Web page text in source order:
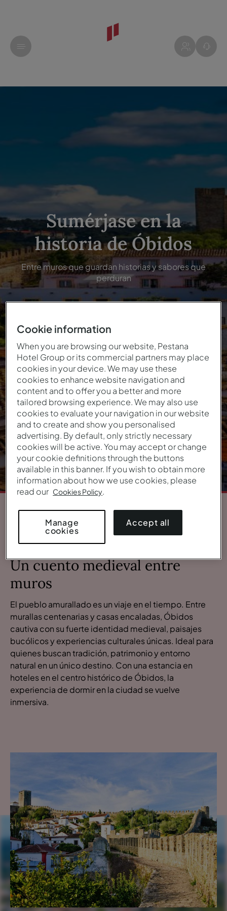
Sumérjase en la
historia de Óbidos
Entre muros que guardan historias y sabores que
perduran
Histórico Gastronomía Patrimonio Naturaleza
VISTA GENERAL
Un cuento medieval entre
muros
El pueblo amurallado es un viaje en el tiempo. Entre
murallas centenarias y casas encaladas, Óbidos
cautiva con su fuerte identidad medieval, paisajes
bucólicos y experiencias culturales únicas. Ideal para
quienes buscan tradición, patrimonio y entorno
natural en un único destino. Con una estancia en
hoteles en el centro histórico de Óbidos, la
experiencia de dormir en la ciudad se vuelve
inmersiva.
Cookie information
When you are browsing our website, Pestana
Hotel Group or its commercial partners may place
cookies in your device. We may use these
cookies to enhance website navigation and
content and to offer you a better and more
tailored browsing experience. We may also use
cookies to evaluate your navigation in our website
and to create and show you personalised
advertising. By default, only strictly necessary
cookies will be active. You may accept or change
your cookie definitions through the buttons
available in this banner. If you wish to obtain more
information about how we use cookies, please
read our Cookies Policy.
Accept all
Manage
cookies